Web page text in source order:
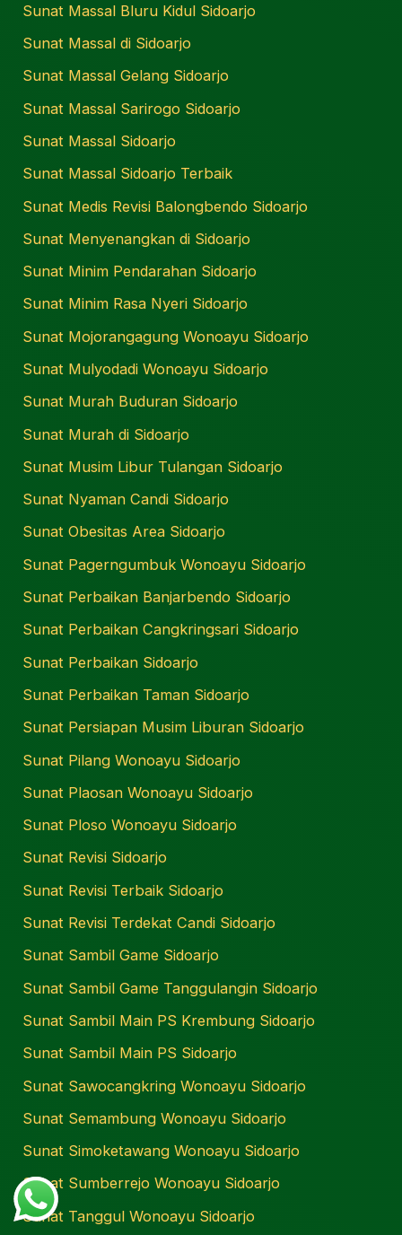
Sunat Massal Bluru Kidul Sidoarjo
Sunat Massal di Sidoarjo
Sunat Massal Gelang Sidoarjo
Sunat Massal Sarirogo Sidoarjo
Sunat Massal Sidoarjo
Sunat Massal Sidoarjo Terbaik
Sunat Medis Revisi Balongbendo Sidoarjo
Sunat Menyenangkan di Sidoarjo
Sunat Minim Pendarahan Sidoarjo
Sunat Minim Rasa Nyeri Sidoarjo
Sunat Mojorangagung Wonoayu Sidoarjo
Sunat Mulyodadi Wonoayu Sidoarjo
Sunat Murah Buduran Sidoarjo
Sunat Murah di Sidoarjo
Sunat Musim Libur Tulangan Sidoarjo
Sunat Nyaman Candi Sidoarjo
Sunat Obesitas Area Sidoarjo
Sunat Pagerngumbuk Wonoayu Sidoarjo
Sunat Perbaikan Banjarbendo Sidoarjo
Sunat Perbaikan Cangkringsari Sidoarjo
Sunat Perbaikan Sidoarjo
Sunat Perbaikan Taman Sidoarjo
Sunat Persiapan Musim Liburan Sidoarjo
Sunat Pilang Wonoayu Sidoarjo
Sunat Plaosan Wonoayu Sidoarjo
Sunat Ploso Wonoayu Sidoarjo
Sunat Revisi Sidoarjo
Sunat Revisi Terbaik Sidoarjo
Sunat Revisi Terdekat Candi Sidoarjo
Sunat Sambil Game Sidoarjo
Sunat Sambil Game Tanggulangin Sidoarjo
Sunat Sambil Main PS Krembung Sidoarjo
Sunat Sambil Main PS Sidoarjo
Sunat Sawocangkring Wonoayu Sidoarjo
Sunat Semambung Wonoayu Sidoarjo
Sunat Simoketawang Wonoayu Sidoarjo
Sunat Sumberrejo Wonoayu Sidoarjo
Sunat Tanggul Wonoayu Sidoarjo